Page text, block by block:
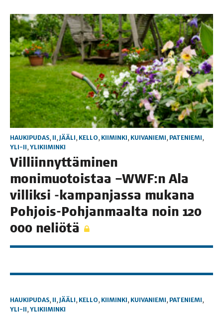
HAUKIPUDAS, II, JÄÄLI, KELLO, KIIMINKI, KUIVANIEMI, PATENIEMI,
YLI-II, YLIKIIMINKI
Vil­liin­nyt­tä­mi­nen
moni­muo­tois­taa –WWF:n Ala
vil­lik­si ‑kam­pan­jas­sa muka­na
Poh­jois-Poh­jan­maal­ta noin 120
000 neliötä
HAUKIPUDAS, II, JÄÄLI, KELLO, KIIMINKI, KUIVANIEMI, PATENIEMI,
YLI-II, YLIKIIMINKI